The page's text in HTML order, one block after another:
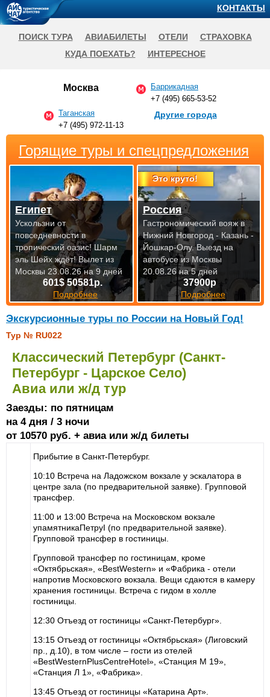
Экскурсионные туры по России на Новый Год!
Тур № RU022
Классический Петербург (Санкт-
Петербург - Царское Село)
Авиа или ж/д тур
Заезды: по пятницам
на 4 дня / 3 ночи
от 10570 руб. + авиа или ж/д билеты
Прибытие в Санкт-Петербург.
10:10 Встреча на Ладожском вокзале у эскалатора в
центре зала (по предварительной заявке). Групповой
трансфер.
11:00 и 13:00 Встреча на Московском вокзале
упамятникаПетруI (по предварительной заявке).
Групповой трансфер в гостиницы.
Групповой трансфер по гостиницам, кроме
«Октябрьская», «BestWestern» и «Фабрика - отели
напротив Московского вокзала. Вещи сдаются в камеру
хранения гостиницы. Встреча с гидом в холле
гостиницы.
12:30 Отъезд от гостиницы «Санкт-Петербург».
13:15 Отъезд от гостиницы «Октябрьская» (Лиговский
пр., д.10), в том числе – гости из отелей
«BestWesternPlusCentreHotel», «Станция М 19»,
«Станция Л 1», «Фабрика».
13:45 Отъезд от гостиницы «Катарина Арт».
Горящие туры и спецпредложения
601$ 50581р.
Подробнее
Египет
Ускользни от
повседневности в
тропический оазис! Шарм
эль Шейх ждёт!Вылет из
Москвы 23.08.26 на 9 дней
Это круто!
37900р
Подробнее
Россия
Гастрономический вояж в
Нижний Новгород - Казань -
Йошкар-Олу.Выезд на
автобусе из Москвы
20.08.26 на 5 дней
Москва
Баррикадная
+7 (495) 665-53-52
Таганская
+7 (495) 972-11-13
Другие города
КОНТАКТЫ
ПОИСК ТУРА АВИАБИЛЕТЫ ОТЕЛИ
СТРАХОВКА
КУДА ПОЕХАТЬ?
ИНТЕРЕСНОЕ